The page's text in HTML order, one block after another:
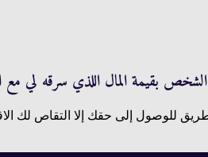
بقيمة المال اللذي سرقه لي مع
للوصول إلى حقك إلا التقاص لك